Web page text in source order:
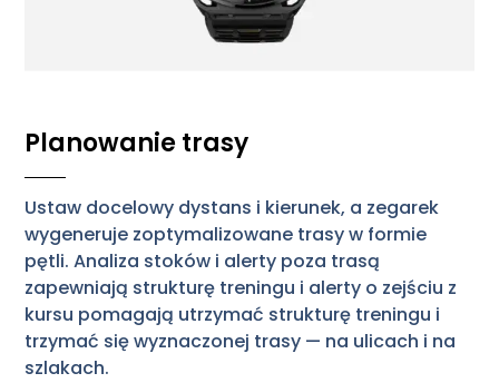
Planowanie trasy
Ustaw docelowy dystans i kierunek, a zegarek
wygeneruje zoptymalizowane trasy w formie
pętli. Analiza stoków i alerty poza trasą
zapewniają strukturę treningu i alerty o zejściu z
kursu pomagają utrzymać strukturę treningu i
trzymać się wyznaczonej trasy — na ulicach i na
szlakach.